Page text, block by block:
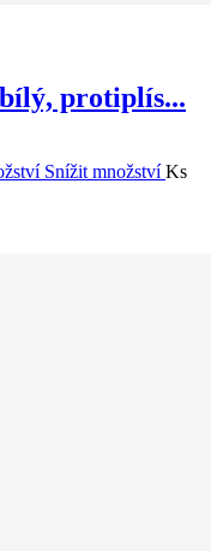
protiplís...
Snížit množstvíKs